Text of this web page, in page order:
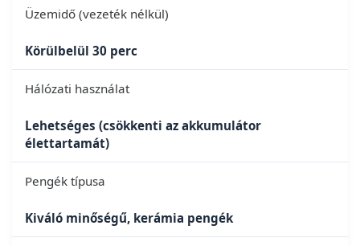
Üzemidő (vezeték nélkül)
Körülbelül 30 perc
Hálózati használat
Lehetséges (csökkenti az akkumulátor
élettartamát)
Pengék típusa
Kiváló minőségű, kerámia pengék